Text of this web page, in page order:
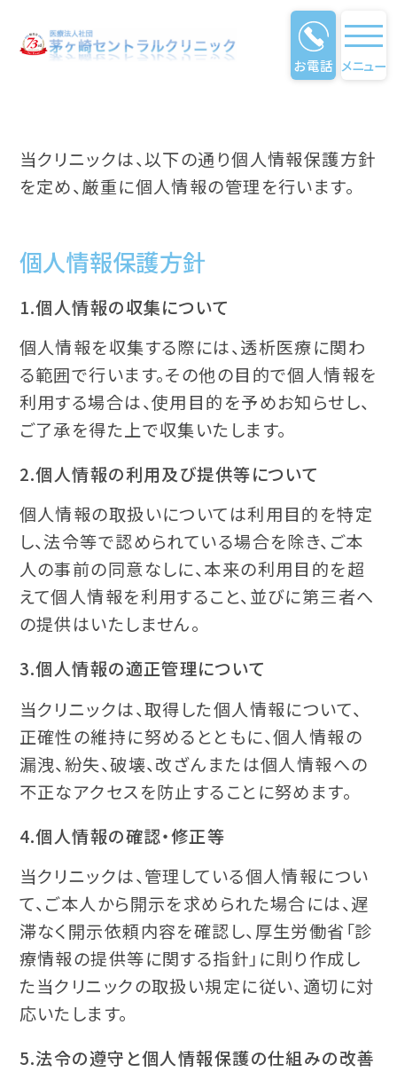
お電話 メニュー
当クリニックは、以下の通り個人情報保護方針
を定め、厳重に個人情報の管理を行います。
個人情報保護方針
1.個人情報の収集について
個人情報を収集する際には、透析医療に関わ
る範囲で行います。その他の目的で個人情報を
利用する場合は、使用目的を予めお知らせし、
ご了承を得た上で収集いたします。
2.個人情報の利用及び提供等について
個人情報の取扱いについては利用目的を特定
し、法令等で認められている場合を除き、ご本
人の事前の同意なしに、本来の利用目的を超
えて個人情報を利用すること、並びに第三者へ
の提供はいたしません。
3.個人情報の適正管理について
当クリニックは、取得した個人情報について、
正確性の維持に努めるとともに、個人情報の
漏洩、紛失、破壊、改ざんまたは個人情報への
不正なアクセスを防止することに努めます。
4.個人情報の確認・修正等
当クリニックは、管理している個人情報につい
て、ご本人から開示を求められた場合には、遅
滞なく開示依頼内容を確認し、厚生労働省「診
療情報の提供等に関する指針」に則り作成し
た当クリニックの取扱い規定に従い、適切に対
応いたします。
5.法令の遵守と個人情報保護の仕組みの改善